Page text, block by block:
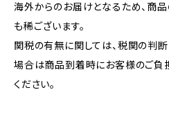
海外からのお届けとなるため、商
も稀ございます。
関税の有無に関しては、税関の判
場合は商品到着時にお客様のご負
ください。